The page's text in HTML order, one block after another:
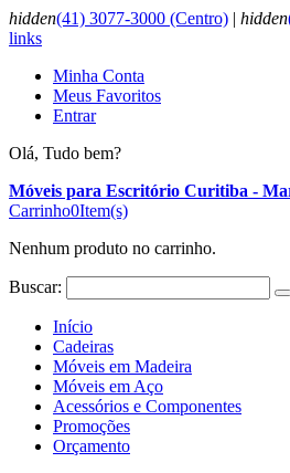
hidden(41) 3077-3000 (Centro) | hidden
links
Minha Conta
Meus Favoritos
Entrar
Olá, Tudo bem?
Móveis para Escritório Curitiba -
Carrinho0Item(s)
Nenhum produto no carrinho.
Buscar:
Início
Cadeiras
Móveis em Madeira
Móveis em Aço
Acessórios e Componentes
Promoções
Orçamento